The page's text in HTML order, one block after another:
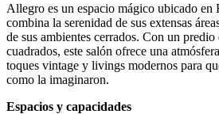
Allegro es un espacio mágico ubicado en
combina la serenidad de sus extensas
de sus ambientes cerrados. Con un
cuadrados, este salón ofrece una
toques vintage y livings modernos para
como la imaginaron.
Espacios y capacidades